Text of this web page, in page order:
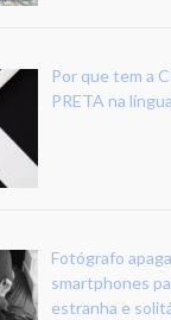
Por que tem a
PRETA na
Fotógrafo
smartphones
estranha e